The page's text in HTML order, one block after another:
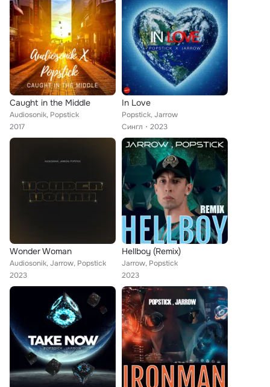
Caught in the Middle
Audiosonik, Popstick
2017
In Love
Popstick, Jarrow
Сингл
2023
Wonder Woman
Audiosonik, Jarrow, Popstick
2023
Hellboy (Remix)
Jarrow, Popstick
2023